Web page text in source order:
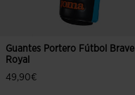
Guantes Portero Fútbol Brave
Royal
49,90€